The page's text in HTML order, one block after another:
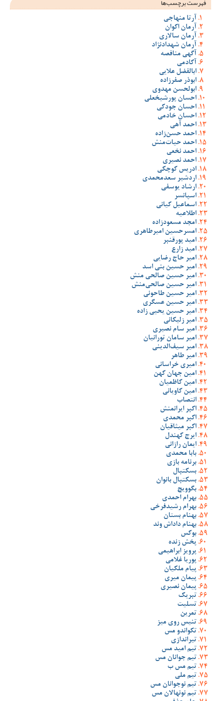
فهرست برچسب‌ها
آرتا منهاجی
آرمان اکوان
آرمان سالاری
آرمان شهدادنژاد
آگهی مناقصه
آکادمی
ابالفضل علایی
ابوذر صفرزاده
ابولحسن مهدوی
احسان پورشیخعلی
احسان جودکی
احسان خادمی
احمد آهی
احمد حسن‌زاده
احمد حیات‌منش
احمد نخعی
احمد نصیری
ادریس کوچکی
اردشیر سعدمحمدی
ارشاد یوسفی
اسپانسر
اسماعیل کیانی
اطلاعیه
امجد مسعودزاده
امسرحسین امیرطاهری
امید پورقنبر
امید زارع
امیر حاج رضایی
امیر حسین بنی اسد
امیر حسین صالحی منش
امیر حسین صالحی‌منش
امیر حسین طاحونی
امیر حسین عسگری
امیر حسین یحیی زاده
امیر زلیکانی
امیر سام نصیری
امیر سامان تورانیان
امیر سیف‌الدینی
امیر طاهر
امیری خراسانی
امین جهان کهن
امین کاظمیان
امین کاویانی
انتصاب
اکبر ایرانمنش
اکبر محمدی
اکبر میثاقیان
ایرج کهندل
ایمان رازانی
بابا محمدی
برنامه بازی
بسکتبال
بسکتبال بانوان
بگوویچ
بهرام احمدی
بهرام رشیدفرخی
بهنام بستان
بهنام داداش وند
بوکس
پخش زنده
پرویز ابراهیمی
پوریا غلامی
پیام ملکیان
پیمان میری
پیمان نصیری
تبریک
تسلیت
تمرین
تنیس روی میز
تکواندو مس
تیراندازی
تیم امید مس
تیم جوانان مس
تیم مس ب
تیم ملی
تیم نوجوانان مس
تیم نونهالان مس